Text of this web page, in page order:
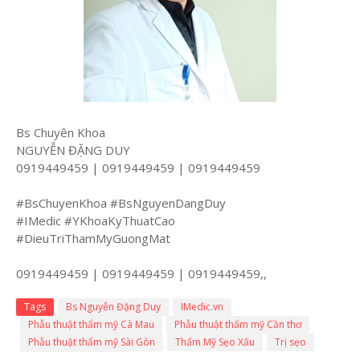
Bs Chuyên Khoa
NGUYỄN ĐẶNG DUY
0919449459 | 0919449459 | 0919449459
#BsChuyenKhoa #BsNguyenDangDuy
#IMedic #YKhoaKyThuatCao
#DieuTriThamMyGuongMat
0919449459 | 0919449459 | 0919449459,,
Tags Bs Nguyễn Đặng Duy
IMedic.vn
Phẫu thuật thẩm mỹ Cà Mau
Phẫu thuật thẩm mỹ Cần thơ
Phẫu thuật thẩm mỹ Sài Gòn
Thẩm Mỹ Sẹo Xấu
Trị sẹo